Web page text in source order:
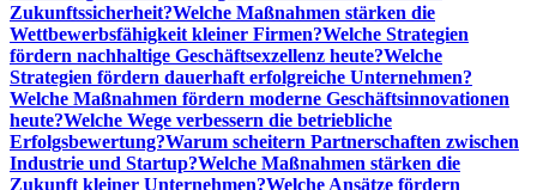
Zukunftssicherheit?Welche Maßnahmen stärken die
Wettbewerbsfähigkeit kleiner Firmen?Welche Strategien
fördern nachhaltige Geschäftsexzellenz heute?Welche
Strategien fördern dauerhaft erfolgreiche Unternehmen?
Welche Maßnahmen fördern moderne Geschäftsinnovationen
heute?Welche Wege verbessern die betriebliche
Erfolgsbewertung?Warum scheitern Partnerschaften zwischen
Industrie und Startup?Welche Maßnahmen stärken die
Zukunft kleiner Unternehmen?Welche Ansätze fördern